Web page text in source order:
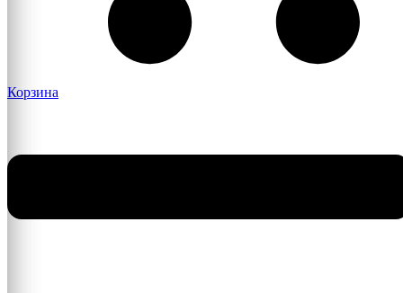
Корзина